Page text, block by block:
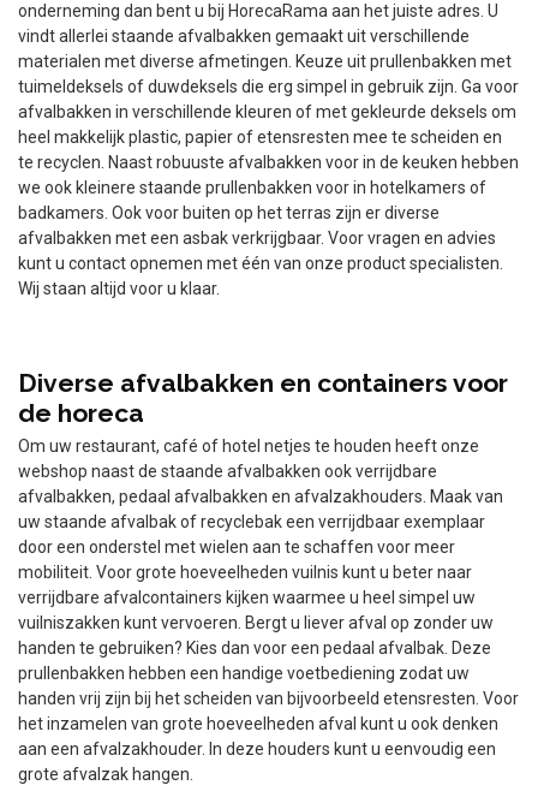
onderneming dan bent u bij HorecaRama aan het juiste adres. U
vindt allerlei staande afvalbakken gemaakt uit verschillende
materialen met diverse afmetingen. Keuze uit prullenbakken met
tuimeldeksels of duwdeksels die erg simpel in gebruik zijn. Ga voor
afvalbakken in verschillende kleuren of met gekleurde deksels om
heel makkelijk plastic, papier of etensresten mee te scheiden en
te recyclen. Naast robuuste afvalbakken voor in de keuken hebben
we ook kleinere staande prullenbakken voor in hotelkamers of
badkamers. Ook voor buiten op het terras zijn er diverse
afvalbakken met een asbak verkrijgbaar. Voor vragen en advies
kunt u contact opnemen met één van onze product specialisten.
Wij staan altijd voor u klaar.
Diverse afvalbakken en containers voor
de horeca
Om uw restaurant, café of hotel netjes te houden heeft onze
webshop naast de staande afvalbakken ook verrijdbare
afvalbakken, pedaal afvalbakken en afvalzakhouders. Maak van
uw staande afvalbak of recyclebak een verrijdbaar exemplaar
door een onderstel met wielen aan te schaffen voor meer
mobiliteit. Voor grote hoeveelheden vuilnis kunt u beter naar
verrijdbare afvalcontainers kijken waarmee u heel simpel uw
vuilniszakken kunt vervoeren. Bergt u liever afval op zonder uw
handen te gebruiken? Kies dan voor een pedaal afvalbak. Deze
prullenbakken hebben een handige voetbediening zodat uw
handen vrij zijn bij het scheiden van bijvoorbeeld etensresten. Voor
het inzamelen van grote hoeveelheden afval kunt u ook denken
aan een afvalzakhouder. In deze houders kunt u eenvoudig een
grote afvalzak hangen.